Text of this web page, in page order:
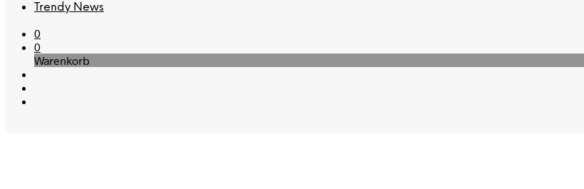
Trendy News
0
0
Warenkorb